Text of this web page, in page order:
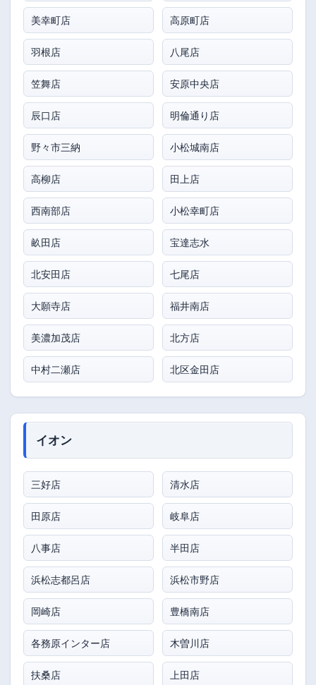
美幸町店 高原町店
羽根店 八尾店
笠舞店 安原中央店
辰口店 明倫通り店
野々市三納 小松城南店
高柳店 田上店
西南部店 小松幸町店
畝田店 宝達志水
北安田店 七尾店
大願寺店 福井南店
美濃加茂店 北方店
中村二瀬店 北区金田店
イオン
三好店 清水店
田原店 岐阜店
八事店 半田店
浜松志都呂店 浜松市野店
岡崎店 豊橋南店
各務原インター店 木曽川店
扶桑店 上田店